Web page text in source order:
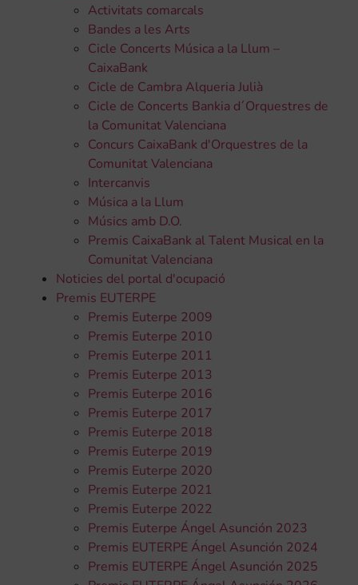
Activitats comarcals
Bandes a les Arts
Cicle Concerts Música a la Llum –
CaixaBank
Cicle de Cambra Alqueria Julià
Cicle de Concerts Bankia d´Orquestres de
la Comunitat Valenciana
Concurs CaixaBank d'Orquestres de la
Comunitat Valenciana
Intercanvis
Música a la Llum
Músics amb D.O.
Premis CaixaBank al Talent Musical en la
Comunitat Valenciana
Noticies del portal d'ocupació
Premis EUTERPE
Premis Euterpe 2009
Premis Euterpe 2010
Premis Euterpe 2011
Premis Euterpe 2013
Premis Euterpe 2016
Premis Euterpe 2017
Premis Euterpe 2018
Premis Euterpe 2019
Premis Euterpe 2020
Premis Euterpe 2021
Premis Euterpe 2022
Premis Euterpe Ángel Asunción 2023
Premis EUTERPE Ángel Asunción 2024
Premis EUTERPE Ángel Asunción 2025